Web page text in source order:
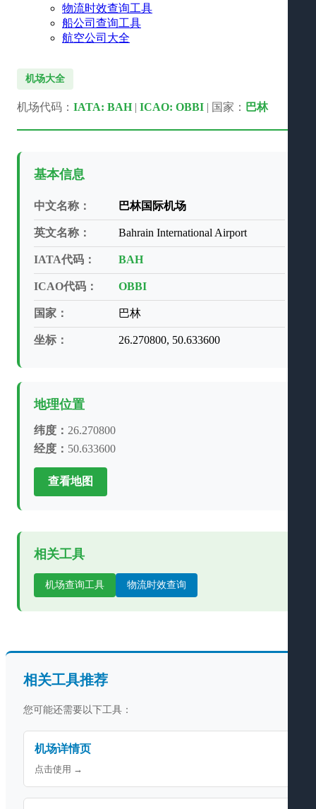
物流时效查询工具
船公司查询工具
航空公司大全
机场大全
机场代码： IATA: BAH | ICAO: OBBI | 国家： 巴林
基本信息
中文名称： 巴林国际机场
英文名称： Bahrain International Airport
IATA代码： BAH
ICAO代码： OBBI
国家： 巴林
坐标： 26.270800, 50.633600
地理位置
纬度： 26.270800
经度： 50.633600
查看地图
相关工具
机场查询工具 物流时效查询
相关工具推荐
您可能还需要以下工具：
机场详情页
点击使用 →